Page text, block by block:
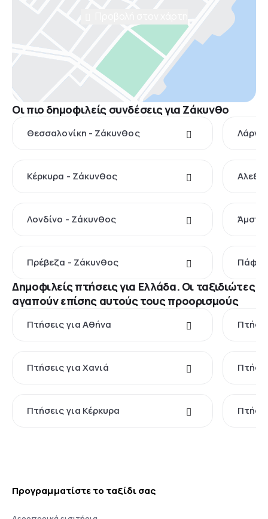
Οι πιο δημοφιλείς συνδέσεις για Ζάκυνθο
Θεσσαλονίκη - Ζάκυνθος
Κέρκυρα - Ζάκυνθος
Λονδίνο - Ζάκυνθος
Πρέβεζα - Ζάκυνθος
Δημοφιλείς πτήσεις για Ελλάδα. Οι ταξιδιώτες
αγαπούν επίσης αυτούς τους προορισμούς
Πτήσεις για Αθήνα
Πτήσεις για Χανιά
Πτήσεις για Κέρκυρα
Προγραμματίστε το ταξίδι σας